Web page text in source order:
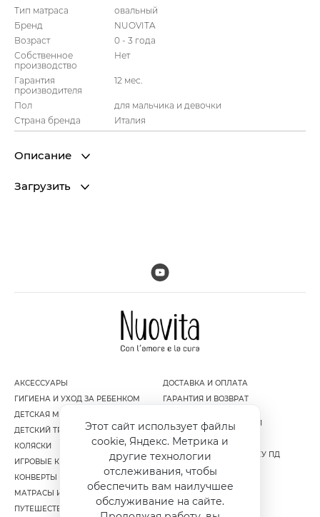
Тип матраса
овальный
Бренд
NUOVITA
Возраст
0 - 3 года
Собственное
производство
Нет
Гарантия
производителя
12 мес.
Пол
для мальчика и девочки
Страна бренда
Италия
Описание
Загрузить
АКСЕССУАРЫ
ГИГИЕНА И УХОД ЗА РЕБЕНКОМ
ДЕТСКАЯ МЕБЕЛЬ
ДЕТСКИЙ ТРАНСПОРТ
КОЛЯСКИ
ИГРОВЫЕ КОМПЛЕКСЫ
КОНВЕРТЫ И МУФТЫ
МАТРАСЫ И НАМАТРАСНИКИ
ПУТЕШЕСТВИЕ
ДОСТАВКА И ОПЛАТА
ГАРАНТИЯ И ВОЗВРАТ
КОНФИДЕНЦИАЛЬНОСТИ
ПУБЛИЧНАЯ ОФЕРТА
СОГЛАСИЕ НА ОБРАБОТКУ ПД
Этот сайт использует файлы
cookie, Яндекс. Метрика и
другие технологии
отслеживания, чтобы
обеспечить вам наилучшее
обслуживание на сайте.